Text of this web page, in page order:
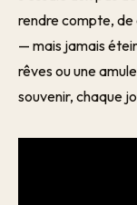
rendre compte, de
— mais jamais
rêves ou une
souvenir, chaque